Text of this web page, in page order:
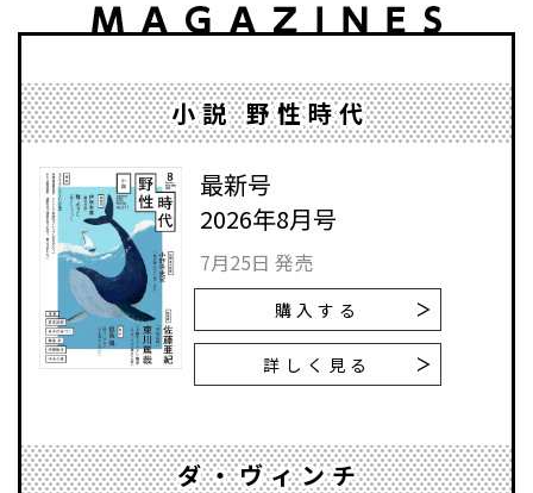
小説 野性時代
最新号
2026年8月号
7月25日 発売
購入する
詳しく見る
ダ・ヴィンチ